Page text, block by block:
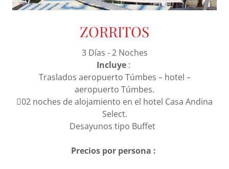
ZORRITOS
3 Días - 2 Noches
Incluye :
Traslados aeropuerto Túmbes – hotel –
aeropuerto Túmbes.
02 noches de alojamiento en el hotel Casa Andina
Select.
Desayunos tipo Buffet
Precios por persona :